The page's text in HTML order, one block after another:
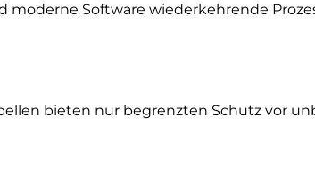
moderne Software wiederkehrende
bieten nur begrenzten Schutz vor